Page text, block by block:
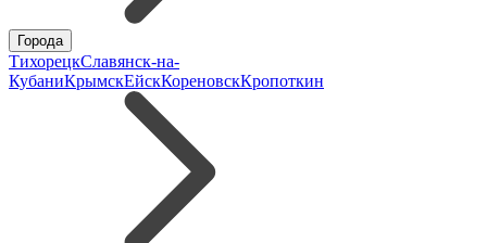
Города
ТихорецкСлавянск-на-
КубаниКрымскЕйскКореновскКропоткин